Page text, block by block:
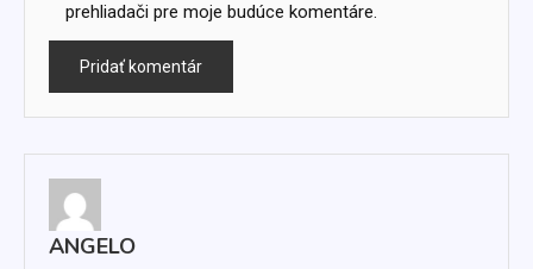
prehliadači pre moje budúce komentáre.
ANGELO